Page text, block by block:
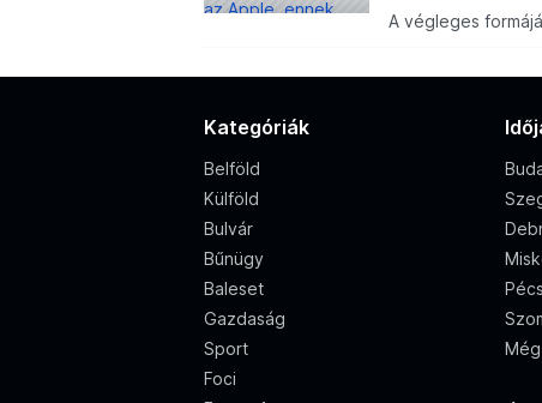
A végleges
Kategóriák
Belföld
Külföld
Bulvár
Bűnügy
Baleset
Gazdaság
Sport
Foci